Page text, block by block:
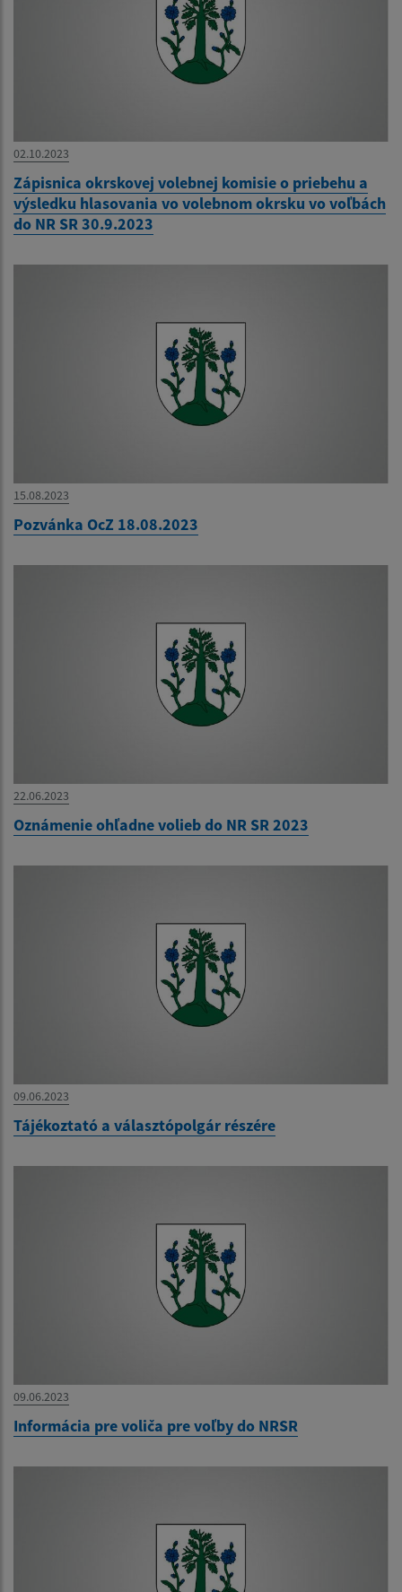
02.10.2023
Zápisnica okrskovej volebnej komisie o priebehu a
výsledku hlasovania vo volebnom okrsku vo voľbách
do NR SR 30.9.2023
15.08.2023
Pozvánka OcZ 18.08.2023
22.06.2023
Oznámenie ohľadne volieb do NR SR 2023
09.06.2023
Tájékoztató a választópolgár részére
09.06.2023
Informácia pre voliča pre voľby do NRSR